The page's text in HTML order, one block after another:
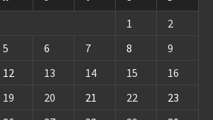
1
2
5 6 7 8
9
12 13 14 15
16
19 20 21 22
23